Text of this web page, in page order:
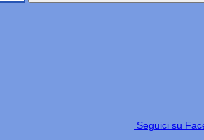
Seguici su